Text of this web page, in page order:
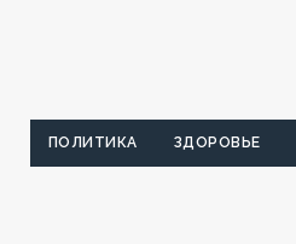
ПОЛИТИКА ЗДОРОВЬЕ